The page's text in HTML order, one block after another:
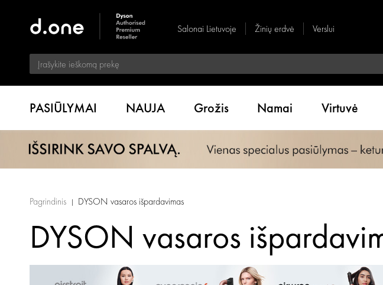
Salonai Lietuvoje Žinių erdvė Verslui
PASIŪLYMAI NAUJA Grožis Namai Virtuvė
Pagrindinis DYSON vasaros išpardavimas
DYSON vasaros